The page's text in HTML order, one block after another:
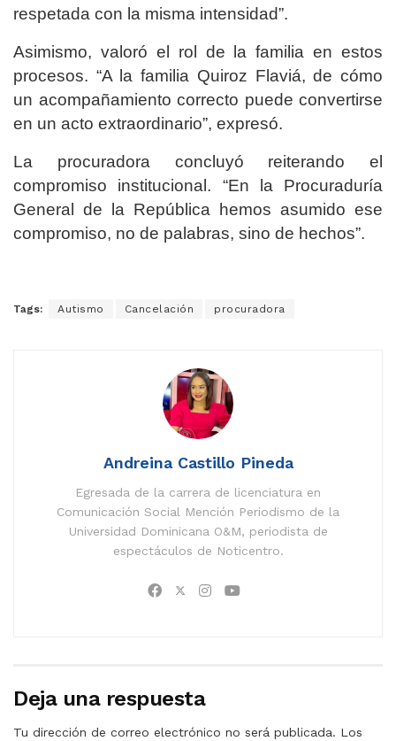
respetada con la misma intensidad”.
Asimismo, valoró el rol de la familia en estos
procesos. “A la familia Quiroz Flaviá, de cómo
un acompañamiento correcto puede convertirse
en un acto extraordinario”, expresó.
La procuradora concluyó reiterando el
compromiso institucional. “En la Procuraduría
General de la República hemos asumido ese
compromiso, no de palabras, sino de hechos”.
Tags: Autismo Cancelación procuradora
Andreina Castillo Pineda
Egresada de la carrera de licenciatura en
Comunicación Social Mención Periodismo de la
Universidad Dominicana O&M, periodista de
espectáculos de Noticentro.
Deja una respuesta
Tu dirección de correo electrónico no será publicada. Los